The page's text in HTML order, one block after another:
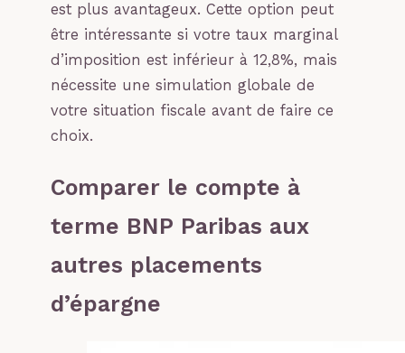
est plus avantageux. Cette option peut
être intéressante si votre taux marginal
d’imposition est inférieur à 12,8%, mais
nécessite une simulation globale de
votre situation fiscale avant de faire ce
choix.
Comparer le compte à
terme BNP Paribas aux
autres placements
d’épargne